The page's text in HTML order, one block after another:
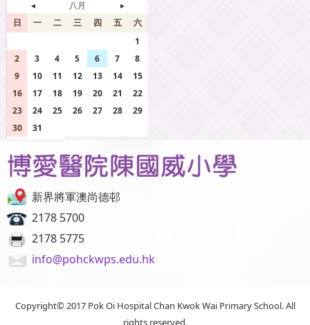
◄
八月 ►
日 一 二 三 四 五
六
1
2
3 4 5 6 7
8
9
10 11 12 13 14
15
16
17 18 19 20 21
22
23
24 25 26 27 28
29
30
31
新界將軍澳尚德邨
2178 5700
2178 5775
info@pohckwps.edu.hk
Copyright© 2017 Pok Oi Hospital Chan Kwok Wai Primary School. All
rights reserved.